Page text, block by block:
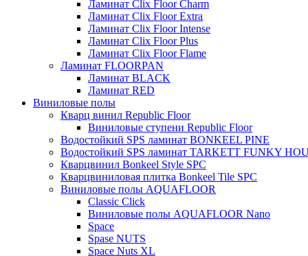
Ламинат Clix Floor Charm
Ламинат Clix Floor Extra
Ламинат Clix Floor Intense
Ламинат Clix Floor Plus
Ламинат Clix Floor Flame
Ламинат FLOORPAN
Ламинат BLACK
Ламинат RED
Виниловые полы
Кварц винил Republic Floor
Виниловые ступени Republic Floor
Водостойкий SPS ламинат BONKEEL PINE
Водостойкий SPS ламинат TARKETT FUNKY
Кварцвинил Bonkeel Style SPC
Кварцвиниловая плитка Bonkeel Tile SPC
Виниловые полы AQUAFLOOR
Classic Click
Виниловые полы AQUAFLOOR Nano
Space
Spase NUTS
Space Nuts XL